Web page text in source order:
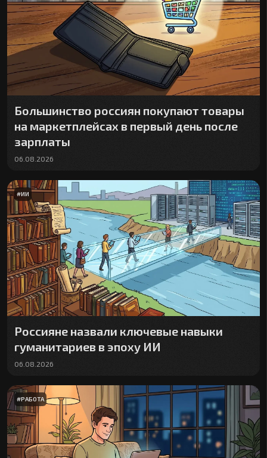
Большинство россиян покупают товары
на маркетплейсах в первый день после
зарплаты
06.08.2026
#ИИ
Россияне назвали ключевые навыки
гуманитариев в эпоху ИИ
06.08.2026
#РАБОТА